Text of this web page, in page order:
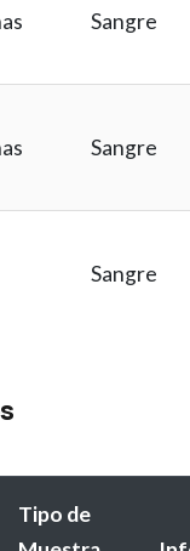
Sangre
Sangre
Sangre
Tipo de